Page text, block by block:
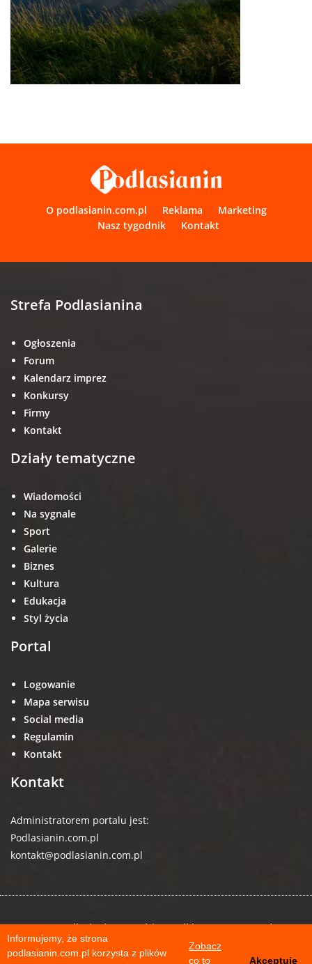
Informujemy, że strona
podlasianin.com.pl korzysta z plików
Zobacz
co to
Akceptuję
O podlasianin.com.pl Reklama
Marketing
Nasz tygodnik
Kontakt
Strefa Podlasianina
Ogłoszenia
Forum
Kalendarz imprez
Konkursy
Firmy
Kontakt
Działy tematyczne
Wiadomości
Na sygnale
Sport
Galerie
Biznes
Kultura
Edukacja
Styl życia
Portal
Logowanie
Mapa serwisu
Social media
Regulamin
Kontakt
Kontakt
Administratorem portalu jest:
Podlasianin.com.pl
kontakt@podlasianin.com.pl
© 2026 podlasianin.com.pl | Wszelkie prawa zastrzeżone